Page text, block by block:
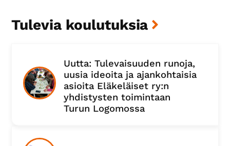
Tulevia koulutuksia
Uutta: Tulevaisuuden runoja,
uusia ideoita ja ajankohtaisia
asioita Eläkeläiset ry:n
yhdistysten toimintaan
Turun Logomossa